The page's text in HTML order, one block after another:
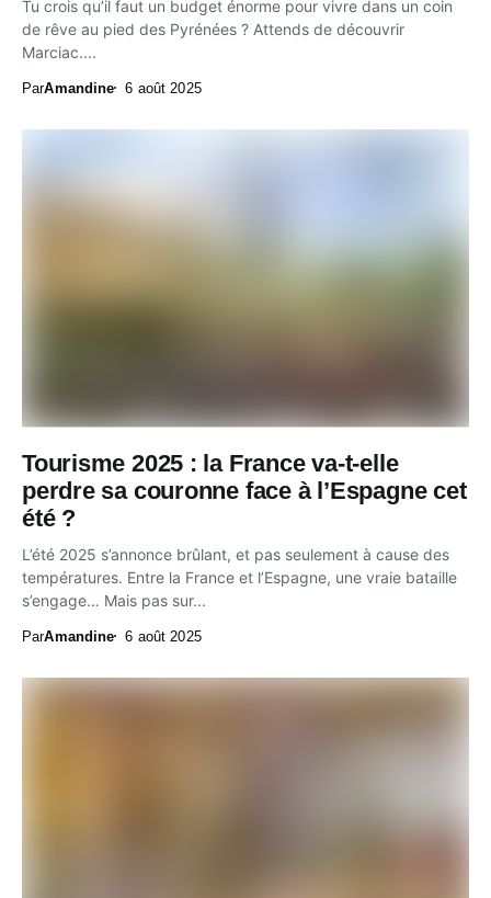
Tu crois qu’il faut un budget énorme pour vivre dans un coin
de rêve au pied des Pyrénées ? Attends de découvrir
Marciac....
ParAmandine 6 août 2025
Tourisme 2025 : la France va-t-elle
perdre sa couronne face à l’Espagne cet
été ?
L’été 2025 s’annonce brûlant, et pas seulement à cause des
températures. Entre la France et l’Espagne, une vraie bataille
s’engage… Mais pas sur...
ParAmandine 6 août 2025